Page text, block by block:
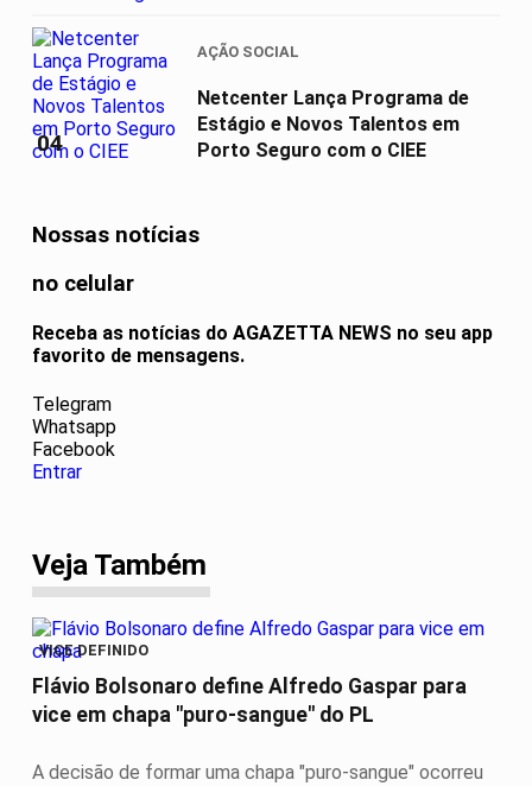
04
AÇÃO SOCIAL
Netcenter Lança Programa de
Estágio e Novos Talentos em
Porto Seguro com o CIEE
Nossas notícias
no celular
Receba as notícias do AGAZETTA NEWS no seu app
favorito de mensagens.
Telegram
Whatsapp
Facebook
Entrar
Veja Também
VICE DEFINIDO
Flávio Bolsonaro define Alfredo Gaspar para
vice em chapa "puro-sangue" do PL
A decisão de formar uma chapa "puro-sangue" ocorreu